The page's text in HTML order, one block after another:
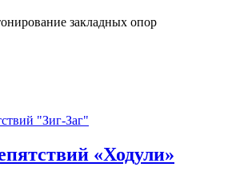
закладных опор
«Ходули»